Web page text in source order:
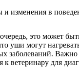
изменения в
это может
могут
заболеваний. Важно
ветеринару для